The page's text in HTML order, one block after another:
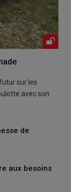
sur les
avec son
de
aux besoins